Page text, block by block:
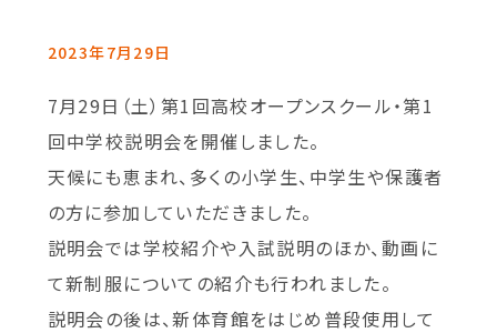
2023年7月29日
7月29日（土）第1回高校オープンスクール・第1
回中学校説明会を開催しました。
天候にも恵まれ、多くの小学生、中学生や保護者
の方に参加していただきました。
説明会では学校紹介や入試説明のほか、動画に
て新制服についての紹介も行われました。
説明会の後は、新体育館をはじめ普段使用して